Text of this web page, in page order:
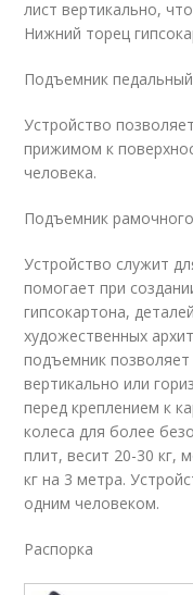
лист вертикально,
Нижний торец
Подъемник педальный
Устройство
прижимом к
человека.
Подъемник
Устройство служит
помогает при
гипсокартона,
художественных
подъемник позволяет
вертикально или
перед креплением к
колеса для более
плит, весит 20-30 кг,
кг на 3 метра.
одним человеком.
Распорка